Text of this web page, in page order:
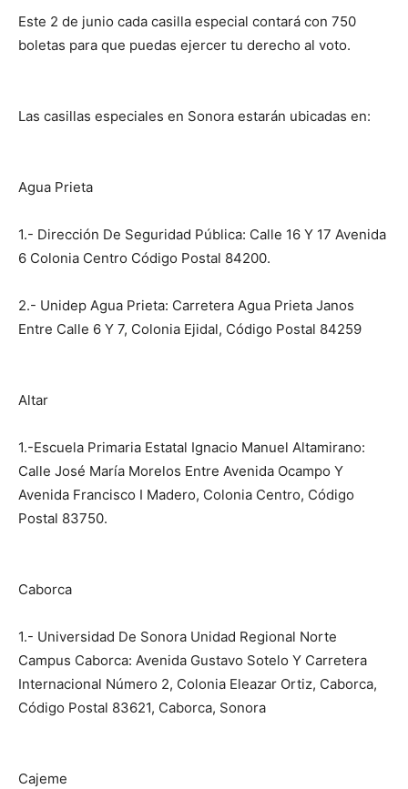
Este 2 de junio cada casilla especial contará con 750
boletas para que puedas ejercer tu derecho al voto.
Las casillas especiales en Sonora estarán ubicadas en:
Agua Prieta
1.- Dirección De Seguridad Pública: Calle 16 Y 17 Avenida
6 Colonia Centro Código Postal 84200.
2.- Unidep Agua Prieta: Carretera Agua Prieta Janos
Entre Calle 6 Y 7, Colonia Ejidal, Código Postal 84259
Altar
1.-Escuela Primaria Estatal Ignacio Manuel Altamirano:
Calle José María Morelos Entre Avenida Ocampo Y
Avenida Francisco I Madero, Colonia Centro, Código
Postal 83750.
Caborca
1.- Universidad De Sonora Unidad Regional Norte
Campus Caborca: Avenida Gustavo Sotelo Y Carretera
Internacional Número 2, Colonia Eleazar Ortiz, Caborca,
Código Postal 83621, Caborca, Sonora
Cajeme